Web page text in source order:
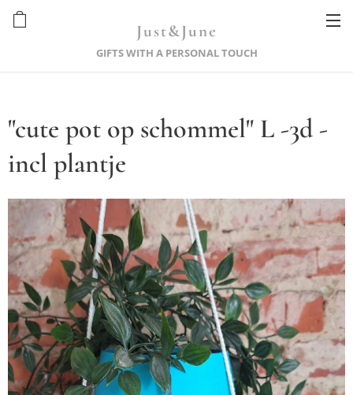
Just&June
GIFTS WITH A PERSONAL TOUCH
"cute pot op schommel" L -3d -
incl plantje